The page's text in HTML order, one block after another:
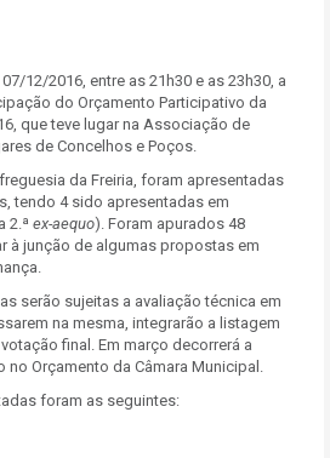
12/2016, entre as 21h30 e as 23h30, a
do Orçamento Participativo da
que teve lugar na Associação de
de Concelhos e Poços.
da Freiria, foram apresentadas
tendo 4 sido apresentadas em
2.ª ex-aequo). Foram apurados 48
à junção de algumas propostas em
serão sujeitas a avaliação técnica em
na mesma, integrarão a listagem
final. Em março decorrerá a
no Orçamento da Câmara Municipal.
foram as seguintes: